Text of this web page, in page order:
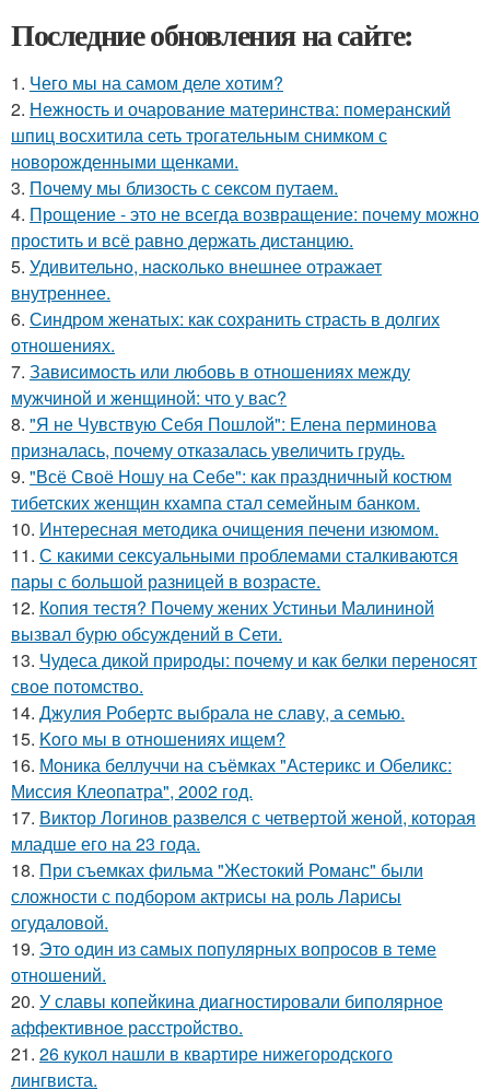
Последние обновления на сайте:
1. Чего мы на самом деле хотим?
2. Нежность и очарование материнства: померанский
шпиц восхитила сеть трогательным снимком с
новорожденными щенками.
3. Почему мы близость с сексом путаем.
4. Прощение - это не всегда возвращение: почему можно
простить и всё равно держать дистанцию.
5. Удивительнo, нacколько внешнее отражает
внутреннее.
6. Синдром женатых: как сохранить страсть в долгих
отношениях.
7. Зависимость или любовь в отношениях между
мужчиной и женщиной: что у вас?
8. "Я не Чувствую Себя Пошлой": Елена перминова
призналась, почему отказалась увеличить грудь.
9. "Всё Своё Ношу на Себе": как праздничный костюм
тибетских женщин кхампа стал семейным банком.
10. Интересная методика очищения печени изюмом.
11. С какими сексуальными проблемами сталкиваются
пары с большой разницей в возрасте.
12. Копия тестя? Почему жених Устиньи Малининой
вызвал бурю обсуждений в Сети.
13. Чудеса дикой природы: почему и как белки переносят
свое потомство.
14. Джулия Робертс выбрала не славу, а семью.
15. Koго мы в отношениях ищем?
16. Моника беллуччи на съёмках "Астерикс и Обеликс:
Миссия Клеопатра", 2002 год.
17. Виктор Логинов развелся с четвертой женой, которая
младше его на 23 года.
18. При съемках фильма "Жестокий Романс" были
сложности с подбором актрисы на роль Ларисы
огудаловой.
19. Этo oдин из самых популярных вопросов в теме
отношений.
20. У славы копейкина диагностировали биполярное
аффективное расстройство.
21. 26 кукол нашли в квартире нижегородского
лингвиста.